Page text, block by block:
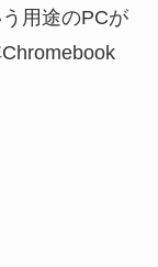
用途のPCが